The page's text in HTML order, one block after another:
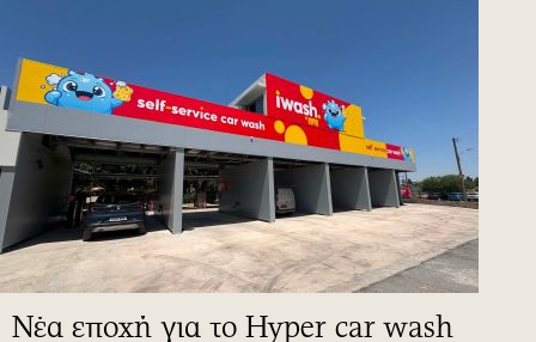
Νέα εποχή για το Hyper car wash